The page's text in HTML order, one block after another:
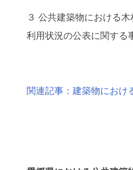
３ 公共建築物における
利用状況の公表に関する
関連記事：建築物におけ